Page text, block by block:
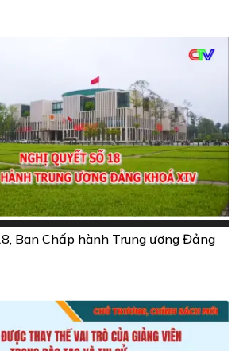
Ban Chấp hành Trung ương Đảng